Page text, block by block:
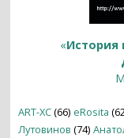
«История
ART-XC(66) eRosita
Лутовинов (74)